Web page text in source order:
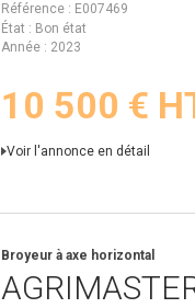
Référence
E007469
État
Bon état
Année
2023
10 500 €
Voir l'annonce en détail
Broyeur à axe horizontal